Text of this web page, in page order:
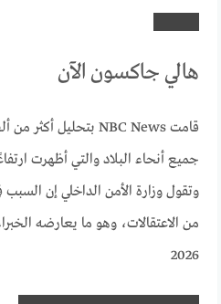
هالي جاكسون الآن
جميع أنحاء البلاد والتي أظهرت
وتقول وزارة الأمن الداخلي إن
من الاعتقالات، وهو ما يعارضه
2026